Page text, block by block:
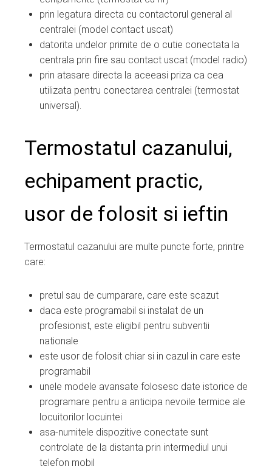
prin legatura directa cu contactorul general al
centralei (model contact uscat)
datorita undelor primite de o cutie conectata la
centrala prin fire sau contact uscat (model radio)
prin atasare directa la aceeasi priza ca cea
utilizata pentru conectarea centralei (termostat
universal).
Termostatul cazanului,
echipament practic,
usor de folosit si ieftin
Termostatul cazanului are multe puncte forte, printre
care:
pretul sau de cumparare, care este scazut
daca este programabil si instalat de un
profesionist, este eligibil pentru subventii
nationale
este usor de folosit chiar si in cazul in care este
programabil
unele modele avansate folosesc date istorice de
programare pentru a anticipa nevoile termice ale
locuitorilor locuintei
asa-numitele dispozitive conectate sunt
controlate de la distanta prin intermediul unui
telefon mobil